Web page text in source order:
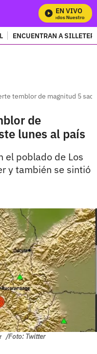
EN VIVO
Mira Todos Nuestros
ENCUENTRAN A
temblor de magnitud 5
de
lunes al país
el poblado de Los
y también se sintió
/Foto: Twitter